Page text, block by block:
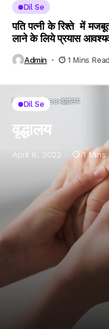
Dil Se
पति पत्नी के रिश्ते में
लाने के लिये प्रयास
Admin 1 Mins Read
Home Dil se वृद्धालय
Dil Se
वृद्धालय
April 8, 2022 1 Mins